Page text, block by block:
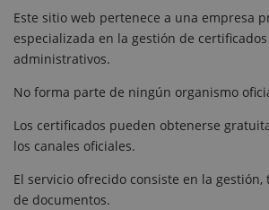
Este sitio web pertenece a una empresa
especializada en la gestión de
administrativos.
No forma parte de ningún organismo
Los certificados pueden obtenerse
los canales oficiales.
El servicio ofrecido consiste en la
de documentos.